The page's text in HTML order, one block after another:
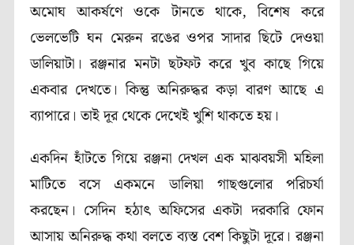
অমোঘ আকর্ষণে ওকে টানতে থাকে, বিশেষ করে
ভেলভেটি ঘন মেরুন রঙের ওপর সাদার ছিটে দেওয়া
ডালিয়াটা। রঞ্জনার মনটা ছটফট করে খুব কাছে গিয়ে
একবার দেখতে। কিন্তু অনিরুদ্ধর কড়া বারণ আছে এ
ব্যাপারে। তাই দূর থেকে দেখেই খুশি থাকতে হয়।
একদিন হাঁটতে গিয়ে রঞ্জনা দেখল এক মাঝবয়সী মহিলা
মাটিতে বসে একমনে ডালিয়া গাছগুলোর পরিচর্যা
করছেন। সেদিন হঠাৎ অফিসের একটা দরকারি ফোন
আসায় অনিরুদ্ধ কথা বলতে ব্যস্ত বেশ কিছুটা দূরে। রঞ্জনা